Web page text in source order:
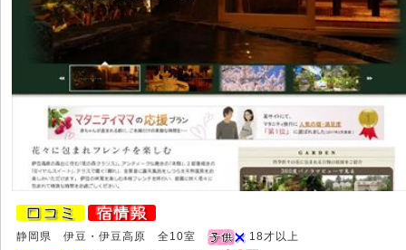
静岡県 伊豆・伊豆高原 全10室
18才以上